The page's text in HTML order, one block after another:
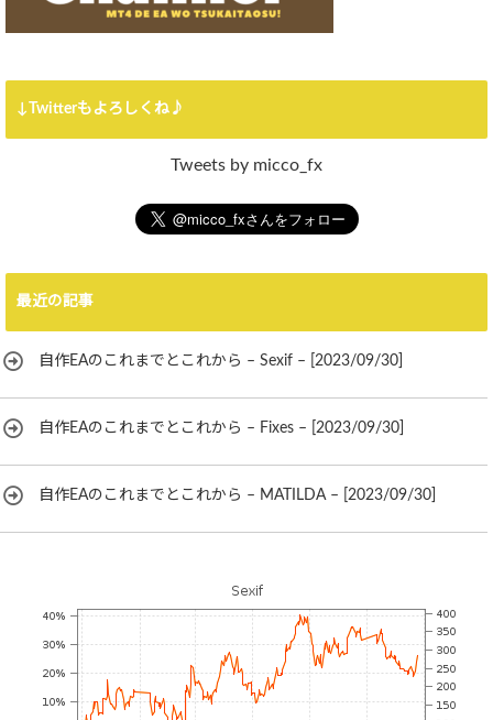
↓Twitterもよろしくね♪
Tweets by micco_fx
最近の記事
自作EAのこれまでとこれから – Sexif – [2023/09/30]
自作EAのこれまでとこれから – Fixes – [2023/09/30]
自作EAのこれまでとこれから – MATILDA – [2023/09/30]